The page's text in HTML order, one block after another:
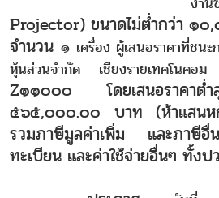
Projector) ขนาดไม่ต่ำกว่า ๑๐,
จำนวน ๑ เครื่อง ผู้เสนอราคาที่ชนะ
หุ้นส่วนจำกัด เชียงรายเทคโนค
Z๑๑๐๐๐ โดยเสนอราคาต่
๕๖๕,๐๐๐.๐๐ บาท (ห้าแสนห
รวมภาษีมูลค่าเพิ่ม และภา
ทะเบียน และค่าใช้จ่ายอื่นๆ ทั้งป